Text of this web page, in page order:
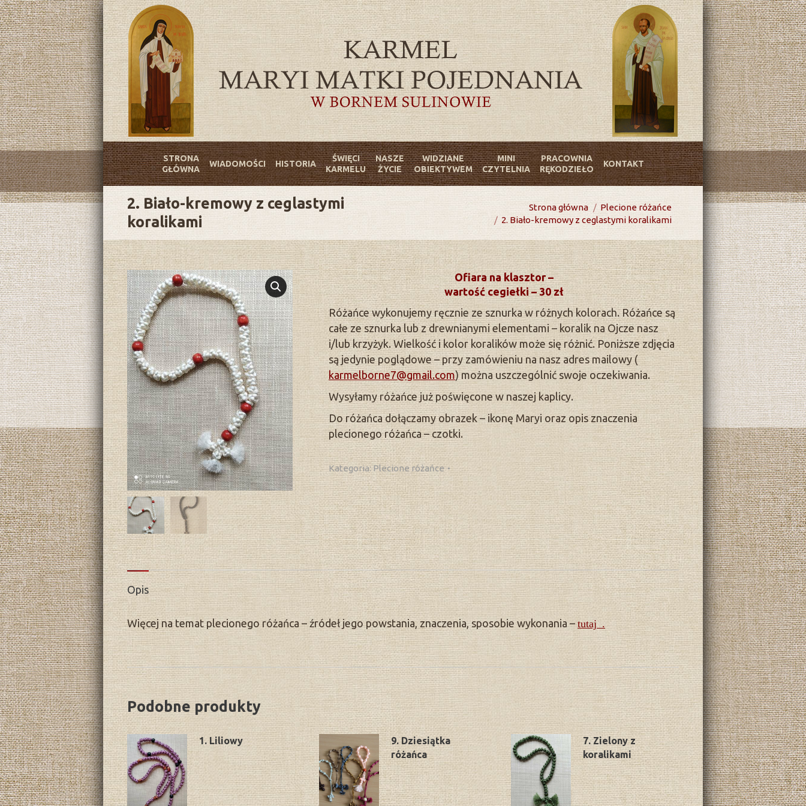
STRONA
GŁÓWNA
WIADOMOŚCI HISTORIA
ŚWIĘCI
KARMELU
NASZE
ŻYCIE
WIDZIANE
OBIEKTYWEM
MINI
CZYTELNIA
PRACOWNIA
RĘKODZIEŁO
KONTAKT
2. Biało-kremowy z ceglastymi
koralikami
You are here: Strona główna
Plecione różańce
2. Biało-kremowy z ceglastymi koralikami
Ofiara na klasztor –
wartość cegiełki – 30 zł
Różańce wykonujemy ręcznie ze sznurka w różnych kolorach. Różańce są
całe ze sznurka lub z drewnianymi elementami – koralik na Ojcze nasz
i/lub krzyżyk. Wielkość i kolor koralików może się różnić. Poniższe zdjęcia
są jedynie poglądowe – przy zamówieniu na nasz adres mailowy (
karmelborne7@gmail.com) można uszczególnić swoje oczekiwania.
Wysyłamy różańce już poświęcone w naszej kaplicy.
Do różańca dołączamy obrazek – ikonę Maryi oraz opis znaczenia
plecionego różańca – czotki.
Kategoria:Plecione różańce
Opis
Więcej na temat plecionego różańca – źródeł jego powstania, znaczenia, sposobie wykonania – tutaj .
Podobne produkty
1. Liliowy
9. Dziesiątka
różańca
7. Zielony z
koralikami